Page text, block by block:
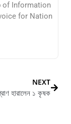
of Information
for Nation
NEXT
হারালেন ১ কৃষক